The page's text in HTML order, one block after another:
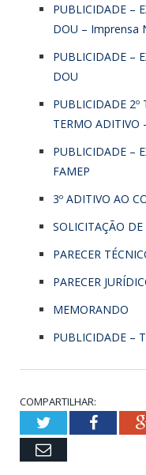
PUBLICIDADE –
DOU – Imprensa
PUBLICIDADE –
DOU
PUBLICIDADE 2º
TERMO ADITIVO
PUBLICIDADE –
FAMEP
3º ADITIVO AO
SOLICITAÇÃO
PARECER
PARECER
MEMORANDO
PUBLICIDADE –
COMPARTILHAR:
Twitter
Email